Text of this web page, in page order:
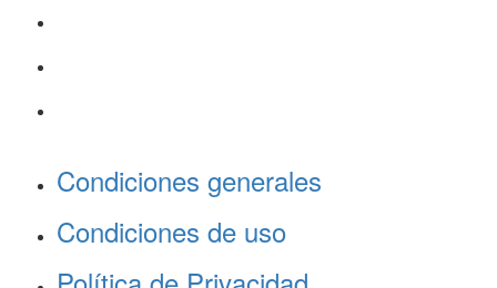
Condiciones generales
Condiciones de uso